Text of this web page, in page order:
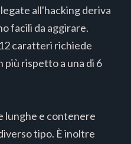
all'hacking deriva
facili da aggirare.
caratteri richiede
più rispetto a una di 6
lunghe e contenere
tipo. È inoltre